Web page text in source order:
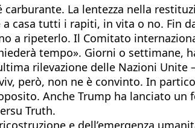
La lentezza nella
casa tutti i rapiti, in vita o no. Fin
a ripeterlo. Il Comitato
tempo». Giorni o
rilevazione delle Nazioni
però, non ne è convinto. In
Anche Trump ha lanciato
Truth.
e dell’emergenza